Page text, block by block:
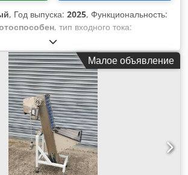
может быть другой *Материал печатной
смола/FR4/композитные материалы. Для
требуются специальные секции
*Позиционирование печатной
опорными штифтами: регулируемая
регулируемые Боковой зажим:
упор (буфер ожидания печатной
*Высота транспортировки печатной
мм (35,4" ± 0,4") – стандартно SMEMA
, Год выпуска: 2025, Функциональность:
, тип входного тока:
гарантии:12 месяцы
V, управляющее напряжение:220 V,
Маркировка CE, Высокоточная,
автоматическая машина для
оральных бутылочек. Djdpfx Anexl
Малое объявление